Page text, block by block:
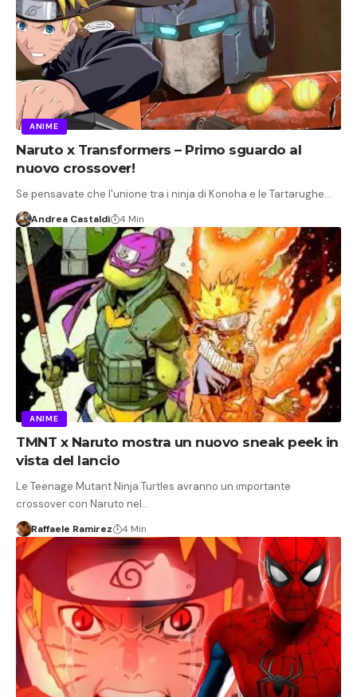
ANIME
Naruto x Transformers – Primo sguardo al
nuovo crossover!
Se pensavate che l'unione tra i ninja di Konoha e le Tartarughe…
Andrea Castaldi 4 Min
ANIME
TMNT x Naruto mostra un nuovo sneak peek in
vista del lancio
Le Teenage Mutant Ninja Turtles avranno un importante
crossover con Naruto nel…
Raffaele Ramirez 4 Min